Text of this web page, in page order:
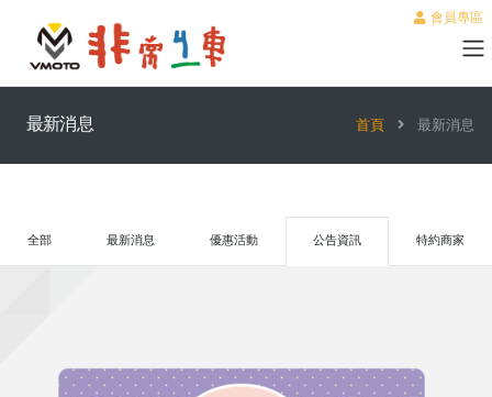
會員專區
最新消息 首頁 最新消息
全部 最新消息 優惠活動 公告資訊 特約商家